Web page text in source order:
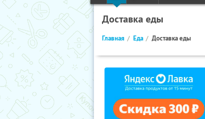
Доставка еды
Главная Еда Доставка еды